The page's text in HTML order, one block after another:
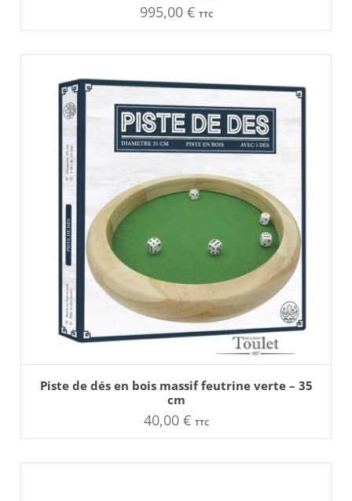
995,00 € TTC
Piste de dés en bois massif feutrine verte – 35
cm
40,00 € TTC